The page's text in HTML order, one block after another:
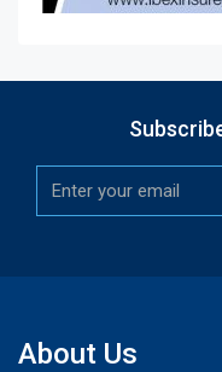
About Us